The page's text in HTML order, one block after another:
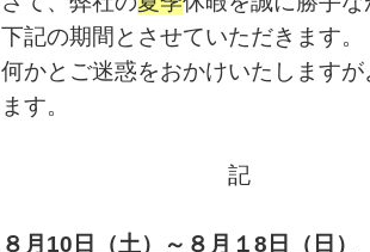
下記の期間とさせていただきます。
何かとご迷惑をおかけいたします
ます。
記
８月10日（土）～８月１8日（日）